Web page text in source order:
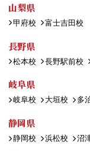
山梨県
甲府校 富士吉田校
長野県
松本校 長野駅前校
岐阜県
岐阜校 大垣校 多
静岡県
静岡校 浜松校 沼